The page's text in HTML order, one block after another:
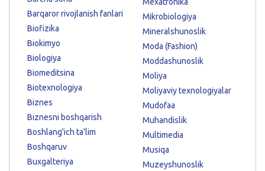
Barqaror rivojlanish fanlari
Biofizika
Biokimyo
Biologiya
Biomeditsina
Biotexnologiya
Biznes
Biznesni boshqarish
Boshlang'ich ta'lim
Boshqaruv
Buxgalteriya
Mikrobiologiya
Mineralshunoslik
Moda (Fashion)
Moddashunoslik
Moliya
Moliyaviy texnologiyalar
Mudofaa
Muhandislik
Multimedia
Musiqa
Muzeyshunoslik